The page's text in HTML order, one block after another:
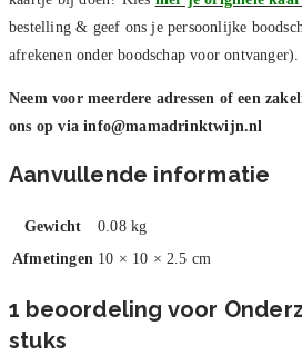
bestelling & geef ons je persoonlijke
afrekenen onder boodschap voor ontvanger).
Neem voor meerdere adressen of een
ons op viainfo@mamadrinktwijn.nl
Aanvullende informatie
Gewicht
0.08 kg
Afmetingen 10 × 10 × 2.5 cm
1 beoordeling voor
stuks